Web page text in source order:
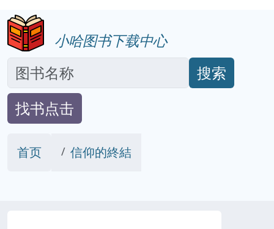
小哈图书下载中心
搜索
找书点击
首页 信仰的終結